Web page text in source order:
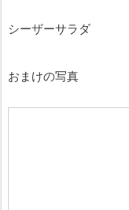
シーザーサラダ
おまけの写真